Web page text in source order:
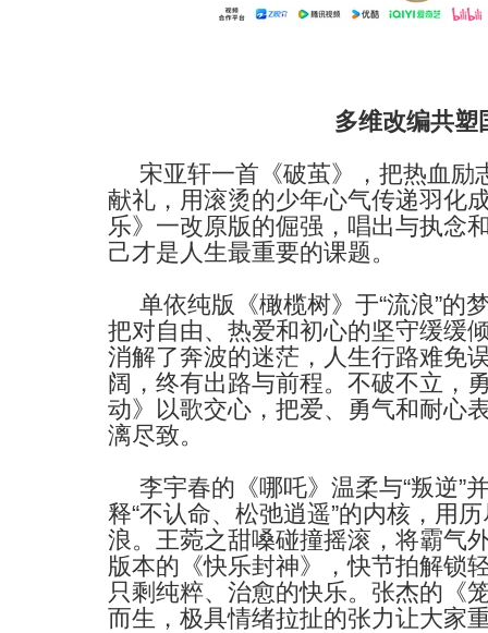
多维改编共塑
宋亚轩一首《破茧》，把热血励
献礼，用滚烫的少年心气传递羽化
乐》一改原版的倔强，唱出与执念
己才是人生最重要的课题。
单依纯版《橄榄树》于“流浪”的
把对自由、热爱和初心的坚守缓缓
消解了奔波的迷茫，人生行路难免
阔，终有出路与前程。不破不立，
动》以歌交心，把爱、勇气和耐心
漓尽致。
李宇春的《哪吒》温柔与“叛逆”
释“不认命、松弛逍遥”的内核，用
浪。 王菀之甜嗓碰撞摇滚，将霸气
版本的《快乐封神》
，快节拍解锁
只剩纯粹、治愈的快乐。张杰的《
而生，极具情绪拉扯的张力让大家